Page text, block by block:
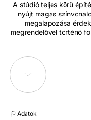
A stúdió teljes körű
nyújt magas
megalapozása
megrendelővel történő
minden alkalommal
végére minden
fenntarthatósági-,
kiforrott anatómiával
meg, hanem az
használat után is
Adatok